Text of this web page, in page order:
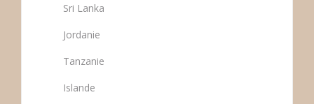
Sri Lanka
Jordanie
Tanzanie
Islande